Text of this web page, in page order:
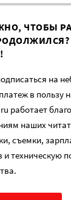
ЧТОБЫ
на
в пользу
работает
наших
съемки,
и техническую